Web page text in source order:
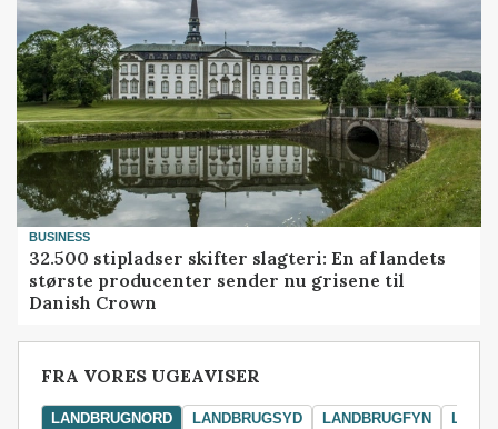
BUSINESS
32.500 stipladser skifter slagteri: En af landets
største producenter sender nu grisene til
Danish Crown
FRA VORES UGEAVISER
LANDBRUGNORD LANDBRUGSYD LANDBRUGFYN